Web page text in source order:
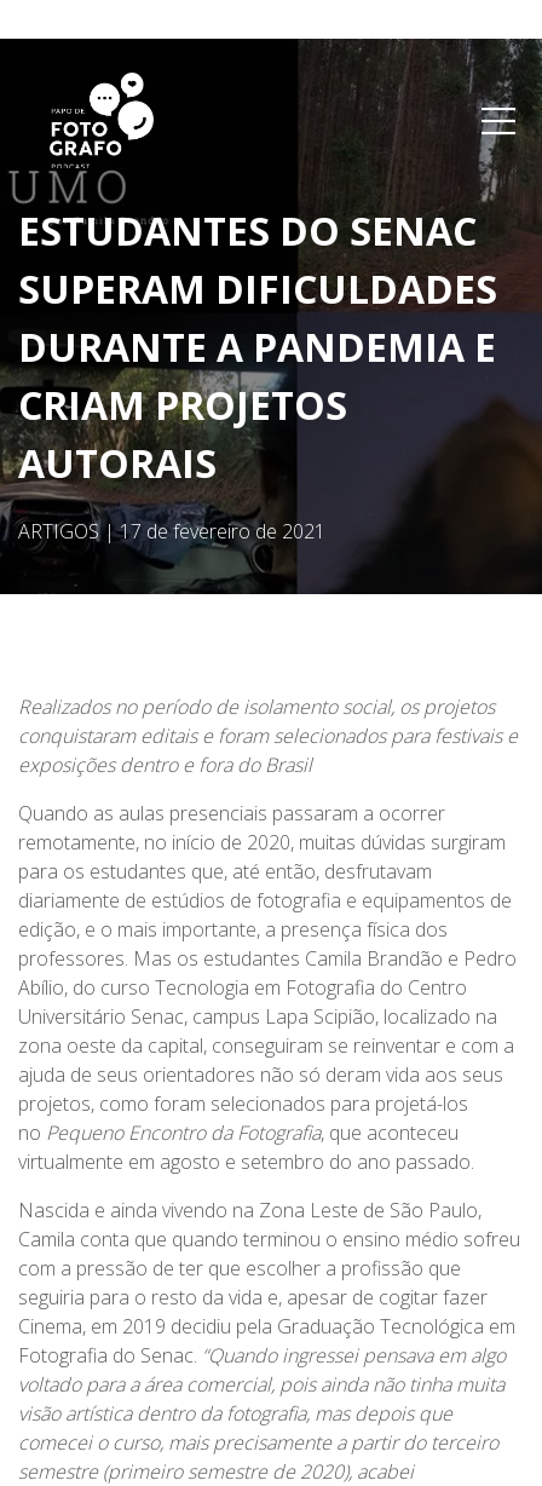
ESTUDANTES DO SENAC
SUPERAM DIFICULDADES
DURANTE A PANDEMIA E
CRIAM PROJETOS
AUTORAIS
ARTIGOS|17 de fevereiro de 2021
Realizados no período de isolamento social, os projetos
conquistaram editais e foram selecionados para festivais e
exposições dentro e fora do Brasil
Quando as aulas presenciais passaram a ocorrer
remotamente, no início de 2020, muitas dúvidas surgiram
para os estudantes que, até então, desfrutavam
diariamente de estúdios de fotografia e equipamentos de
edição, e o mais importante, a presença física dos
professores. Mas os estudantes Camila Brandão e Pedro
Abílio, do curso Tecnologia em Fotografia do Centro
Universitário Senac, campus Lapa Scipião, localizado na
zona oeste da capital, conseguiram se reinventar e com a
ajuda de seus orientadores não só deram vida aos seus
projetos, como foram selecionados para projetá-los
no Pequeno Encontro da Fotografia, que aconteceu
virtualmente em agosto e setembro do ano passado.
Nascida e ainda vivendo na Zona Leste de São Paulo,
Camila conta que quando terminou o ensino médio sofreu
com a pressão de ter que escolher a profissão que
seguiria para o resto da vida e, apesar de cogitar fazer
Cinema, em 2019 decidiu pela Graduação Tecnológica em
Fotografia do Senac. “Quando ingressei pensava em algo
voltado para a área comercial, pois ainda não tinha muita
visão artística dentro da fotografia, mas depois que
comecei o curso, mais precisamente a partir do terceiro
semestre (primeiro semestre de 2020), acabei